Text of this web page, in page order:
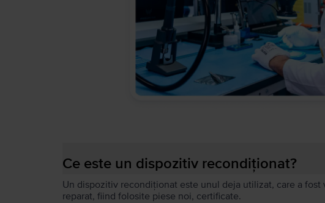
Ce este un dispozitiv recondiționat?
Un dispozitiv recondiționat este unul deja utilizat, care a
reparat, fiind folosite piese noi, certificate.